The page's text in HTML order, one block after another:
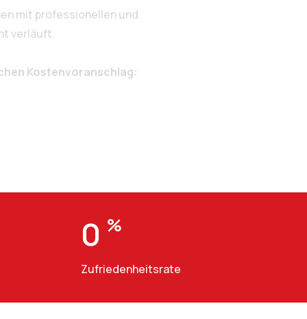
mit professionellen und
verläuft.
Kostenvoranschlag:
0 %
Zufriedenheitsrate